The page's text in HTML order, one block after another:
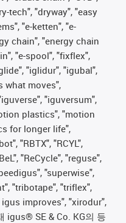
tech", "dryway", "easy
"e-ketten", "e-
chain", "energy chain
"e-spool", "fixflex",
"iglidur", "igubal",
what moves",
"iguversum",
plastics", "motion
for longer life",
"RBTX", "RCYL",
"ReCycle", "reguse",
"superwise",
"tribotape", "triflex",
improves", "xirodur",
igus® SE & Co. KG의 등